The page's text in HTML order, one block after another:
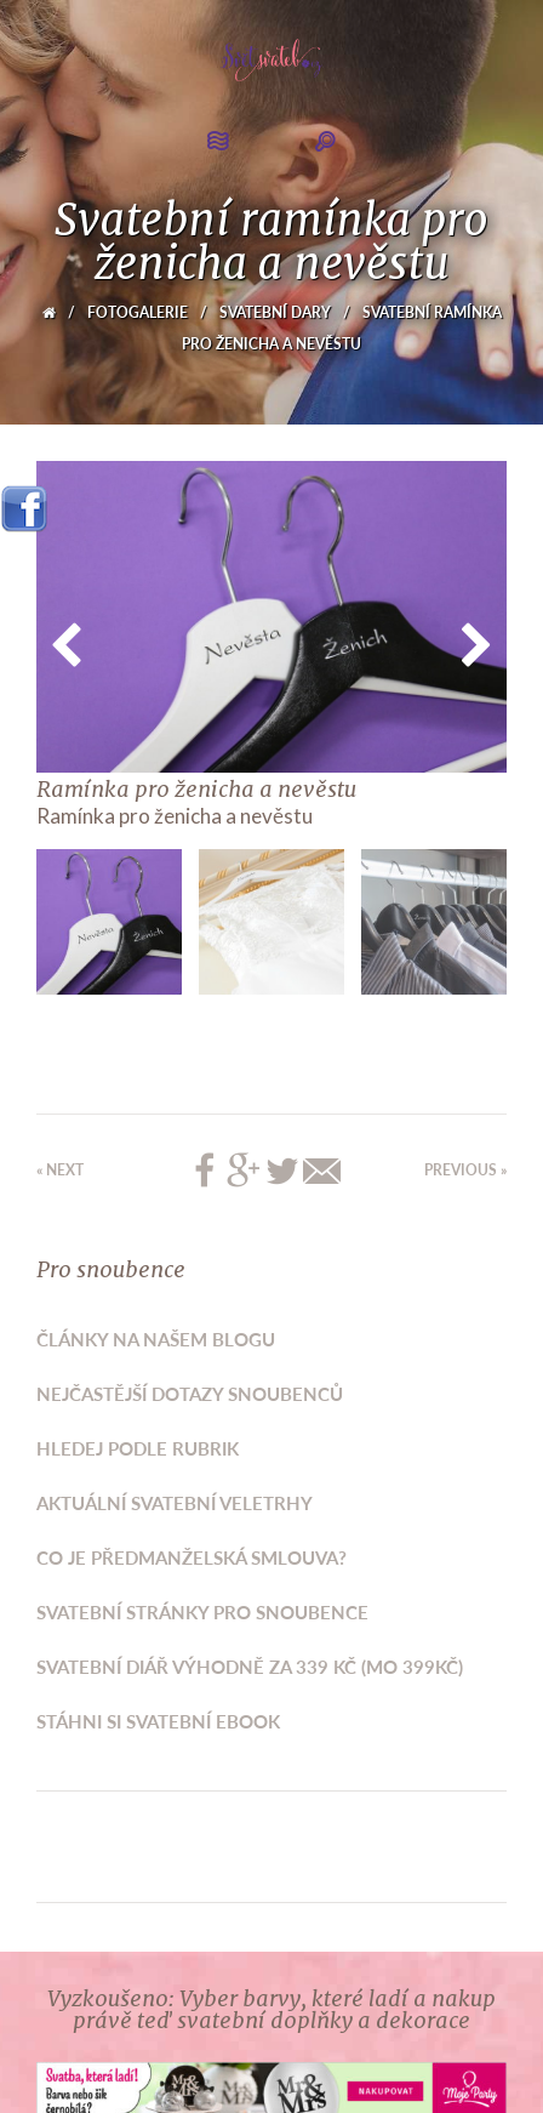
Svatební ramínka pro
ženicha a nevěstu
/ FOTOGALERIE / SVATEBNÍ DARY / SVATEBNÍ RAMÍNKA
PRO ŽENICHA A NEVĚSTU
Ramínka pro ženicha a nevěstu
Ramínka pro ženicha a nevěstu
Next
« NEXT PREVIOUS »
Pro snoubence
ČLÁNKY NA NAŠEM BLOGU
NEJČASTĚJŠÍ DOTAZY SNOUBENCŮ
HLEDEJ PODLE RUBRIK
AKTUÁLNÍ SVATEBNÍ VELETRHY
CO JE PŘEDMANŽELSKÁ SMLOUVA?
SVATEBNÍ STRÁNKY PRO SNOUBENCE
SVATEBNÍ DIÁŘ VÝHODNĚ ZA 339 KČ (MO 399KČ)
STÁHNI SI SVATEBNÍ EBOOK
Vyzkoušeno: Vyber barvy, které ladí a nakup
právě teď svatební doplňky a dekorace